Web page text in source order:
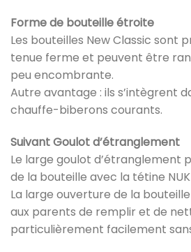
Forme de bouteille étroite
Les bouteilles New Classic sont
tenue ferme et peuvent être
peu encombrante.
Autre avantage : ils s’intègrent
chauffe-biberons courants.
Suivant Goulot d’étranglement
Le large goulot d’étranglement
de la bouteille avec la tétine
La large ouverture de la
aux parents de remplir et de
particulièrement facilement